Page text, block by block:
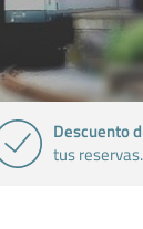
Descuento
tus reservas.